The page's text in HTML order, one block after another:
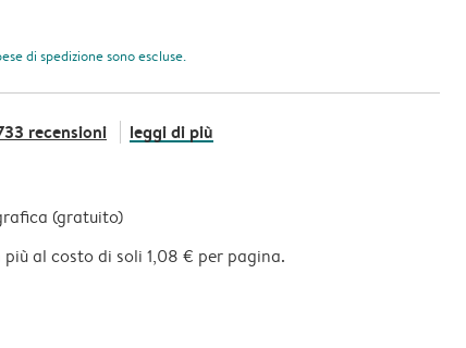
di spedizionesono escluse.
recensioni leggi di più
(gratuito)
al costo di soli 1,08 € per pagina.